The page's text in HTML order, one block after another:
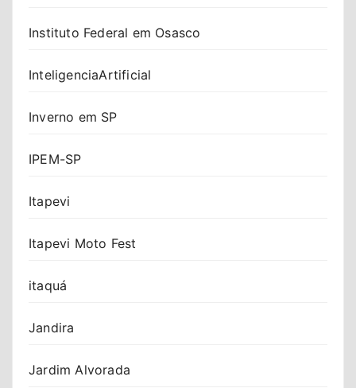
Instituto Federal em Osasco
InteligenciaArtificial
Inverno em SP
IPEM-SP
Itapevi
Itapevi Moto Fest
itaquá
Jandira
Jardim Alvorada